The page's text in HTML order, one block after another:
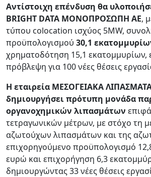
Αντίστοιχη επένδυση θα
BRIGHT DATA ΜΟΝΟΠΡΟΣΩΠΗ ΑΕ,
τύπου colocation ισχύος 5MW,
προϋπολογισμού 30,1
χρηματοδότηση 15,1 εκατομμυρίων,
πρόβλεψη για 100 νέες θέσεις
Η εταιρεία ΜΕΣΟΓΕΙΑΚΑ
δημιουργήσει πρότυπη μονάδα
οργανοχημικών λιπασμάτων
τετραγωνικών μέτρων, με στόχο τη
αζωτούχων λιπασμάτων και της
επιχορηγούμενο προϋπολογισμό
ευρώ και επιχορήγηση 6,3
δημιουργώντας 33 νέες θέσεις